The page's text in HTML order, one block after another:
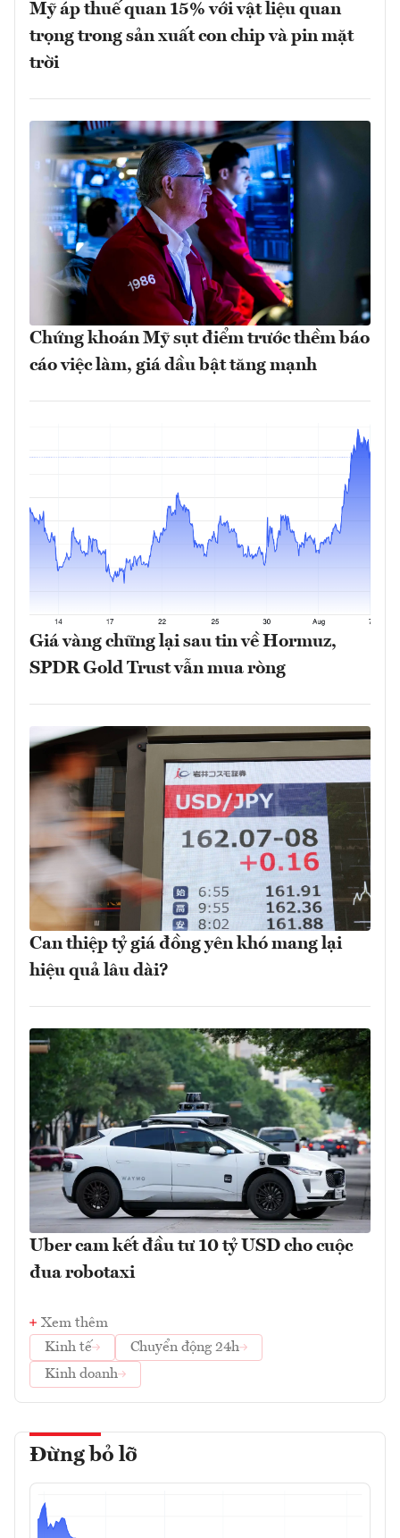
Mỹ áp thuế quan 15% với vật liệu quan
trọng trong sản xuất con chip và pin mặt
trời
Chứng khoán Mỹ sụt điểm trước thềm báo
cáo việc làm, giá dầu bật tăng mạnh
Giá vàng chững lại sau tin về Hormuz,
SPDR Gold Trust vẫn mua ròng
Can thiệp tỷ giá đồng yên khó mang lại
hiệu quả lâu dài?
Uber cam kết đầu tư 10 tỷ USD cho cuộc
đua robotaxi
Xem thêm
Kinh tế
Chuyển động 24h
Kinh doanh
Đừng bỏ lỡ